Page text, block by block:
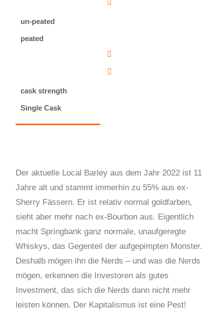
un-peated
peated
cask strength
Single Cask
Der aktuelle Local Barley aus dem Jahr 2022 ist 11
Jahre alt und stammt immerhin zu 55% aus ex-
Sherry Fässern. Er ist relativ normal goldfarben,
sieht aber mehr nach ex-Bourbon aus. Eigentlich
macht Springbank ganz normale, unaufgeregte
Whiskys, das Gegenteil der aufgepimpten Monster.
Deshalb mögen ihn die Nerds – und was die Nerds
mögen, erkennen die Investoren als gutes
Investment, das sich die Nerds dann nicht mehr
leisten können. Der Kapitalismus ist eine Pest!